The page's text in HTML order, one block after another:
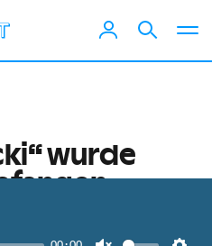
wurde
nicht mehr